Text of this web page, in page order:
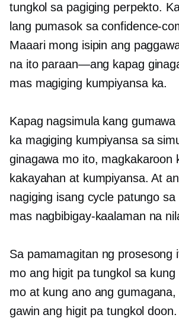
tungkol sa pagiging perpekto.
lang pumasok saconfidence-
Maaari mong isipin ang
na ito paraan—ang kapag
mas magiging kumpiyansa ka.
Kapag nagsimula kang
ka magiging kumpiyansa sa
ginagawa mo ito, magkakaroon
kakayahan at kumpiyansa. At
nagiging isang cycle patungo
mas nagbibigay-kaalaman na
Sa pamamagitan ng prosesong
mo ang higit pa tungkol sa
mo at kung ano ang
gawin ang higit pa tungkol